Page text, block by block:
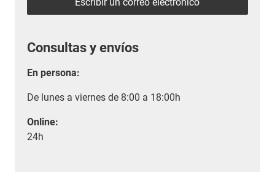
Consultas y envíos
En persona:
De lunes a viernes de 8:00 a 18:00h
Online:
24h